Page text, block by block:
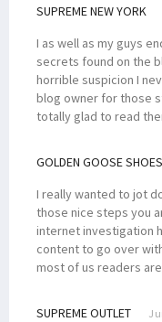
SUPREME NEW YORK
I as well as my guys
secrets found on the
horrible suspicion I
blog owner for those
totally glad to read
GOLDEN GOOSE
I really wanted to jot
those nice steps you
internet investigation
content to go over
most of us readers
SUPREME OUTLET